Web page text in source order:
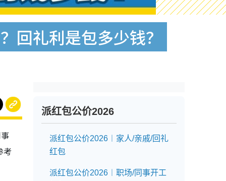
回礼利是包多少钱？
考
派红包公价2026
派红包公价2026︱家人/亲戚/回礼
红包
派红包公价2026︱职场/同事开工